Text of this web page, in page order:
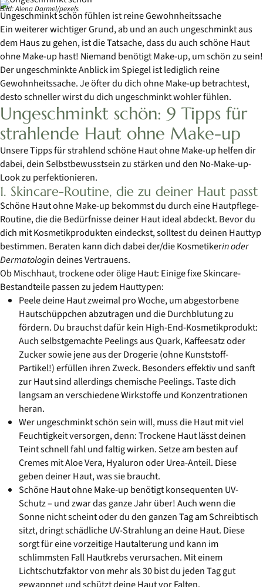
Bild: Alena Darmel/pexels
Ungeschminkt schön fühlen ist reine Gewohnheitssache
Ein weiterer wichtiger Grund, ab und an auch ungeschminkt aus
dem Haus zu gehen, ist die Tatsache, dass du auch schöne Haut
ohne Make-up hast! Niemand benötigt Make-up, um schön zu sein!
Der ungeschminkte Anblick im Spiegel ist lediglich reine
Gewohnheitssache. Je öfter du dich ohne Make-up betrachtest,
desto schneller wirst du dich ungeschminkt wohler fühlen.
Ungeschminkt schön: 9 Tipps für
strahlende Haut ohne Make-up
Unsere Tipps für strahlend schöne Haut ohne Make-up helfen dir
dabei, dein Selbstbewusstsein zu stärken und den No-Make-up-
Look zu perfektionieren.
1. Skincare-Routine, die zu deiner Haut passt
Schöne Haut ohne Make-up bekommst du durch eine Hautpflege-
Routine, die die Bedürfnisse deiner Haut ideal abdeckt. Bevor du
dich mit Kosmetikprodukten eindeckst, solltest du deinen Hauttyp
bestimmen. Beraten kann dich dabei der/die Kosmetikerin oder
Dermatologin deines Vertrauens.
Ob Mischhaut, trockene oder ölige Haut: Einige fixe Skincare-
Bestandteile passen zu jedem Hauttypen:
Peele deine Haut zweimal pro Woche, um abgestorbene
Hautschüppchen abzutragen und die Durchblutung zu
fördern. Du brauchst dafür kein High-End-Kosmetikprodukt:
Auch selbstgemachte Peelings aus Quark, Kaffeesatz oder
Zucker sowie jene aus der Drogerie (ohne Kunststoff-
Partikel!) erfüllen ihren Zweck. Besonders effektiv und sanft
zur Haut sind allerdings chemische Peelings. Taste dich
langsam an verschiedene Wirkstoffe und Konzentrationen
heran.
Wer ungeschminkt schön sein will, muss die Haut mit viel
Feuchtigkeit versorgen, denn: Trockene Haut lässt deinen
Teint schnell fahl und faltig wirken. Setze am besten auf
Cremes mit Aloe Vera, Hyaluron oder Urea-Anteil. Diese
geben deiner Haut, was sie braucht.
Schöne Haut ohne Make-up benötigt konsequenten UV-
Schutz – und zwar das ganze Jahr über! Auch wenn die
Sonne nicht scheint oder du den ganzen Tag am Schreibtisch
sitzt, dringt schädliche UV-Strahlung an deine Haut. Diese
sorgt für eine vorzeitige Hautalterung und kann im
schlimmsten Fall Hautkrebs verursachen. Mit einem
Lichtschutzfaktor von mehr als 30 bist du jeden Tag gut